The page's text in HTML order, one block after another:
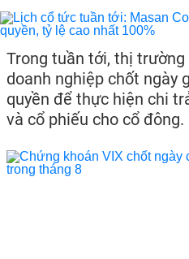
Trong tuần tới, thị
doanh nghiệp chốt ngày
quyền để thực hiện chi
và cổ phiếu cho cổ đông.